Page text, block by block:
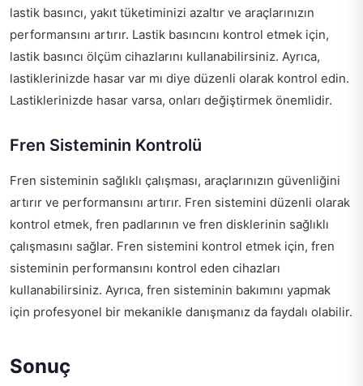
lastik basıncı, yakıt tüketiminizi azaltır ve araçlarınızın
performansını artırır. Lastik basıncını kontrol etmek için,
lastik basıncı ölçüm cihazlarını kullanabilirsiniz. Ayrıca,
lastiklerinizde hasar var mı diye düzenli olarak kontrol edin.
Lastiklerinizde hasar varsa, onları değiştirmek önemlidir.
Fren Sisteminin Kontrolü
Fren sisteminin sağlıklı çalışması, araçlarınızın güvenliğini
artırır ve performansını artırır. Fren sistemini düzenli olarak
kontrol etmek, fren padlarının ve fren disklerinin sağlıklı
çalışmasını sağlar. Fren sistemini kontrol etmek için, fren
sisteminin performansını kontrol eden cihazları
kullanabilirsiniz. Ayrıca, fren sisteminin bakımını yapmak
için profesyonel bir mekanikle danışmanız da faydalı olabilir.
Sonuç